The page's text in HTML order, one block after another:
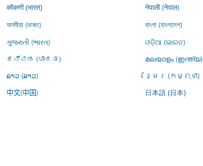
कोंकणी (भारत)
नेपाली (नेपाल)
অসমীয়া (ভাৰত)
বাংলা (বাংলাদেশ)
ગુજરાતી (ભારત)
ଓଡ଼ିଆ (ଭାରତ)
ಕನ್ನಡ (ಭಾರತ)
മലയാളം (ഇന്ത്യ)
ລາວ (ລາວ)
ខ្មែរ (កម្ពុជា)
中文(中国) 日本語 (日本)